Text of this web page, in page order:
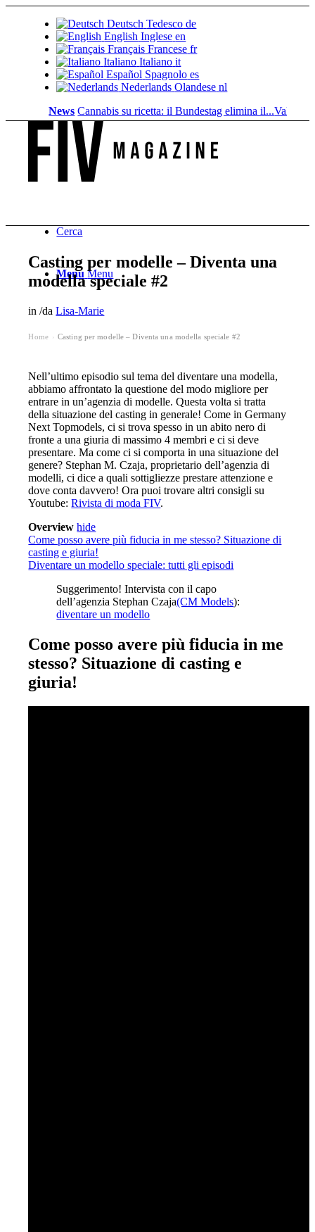
Deutsch Tedesco de
English Inglese en
Français Francese fr
Italiano Italiano it
Español Spagnolo es
Nederlands Olandese nl
News Cannabis su ricetta: il Bundestag elimina il...Valore
Cerca
Menu Menu
Casting per modelle – Diventa una
modella speciale #2
in/daLisa-Marie
Home Casting per modelle – Diventa una modella speciale #2
Nell’ultimo episodio sul tema del diventare una modella,
abbiamo affrontato la questione del modo migliore per
entrare in un’agenzia di modelle. Questa volta si tratta
della situazione del casting in generale! Come in Germany
Next Topmodels, ci si trova spesso in un abito nero di
fronte a una giuria di massimo 4 membri e ci si deve
presentare. Ma come ci si comporta in una situazione del
genere? Stephan M. Czaja, proprietario dell’agenzia di
modelli, ci dice a quali sottigliezze prestare attenzione e
dove conta davvero! Ora puoi trovare altri consigli su
Youtube:Rivista di moda FIV.
Overview hide
Come posso avere più fiducia in me stesso? Situazione di
casting e giuria!
Diventare un modello speciale: tutti gli episodi
Suggerimento! Intervista con il capo
dell’agenzia Stephan Czaja(CM Models):
diventare un modello
Come posso avere più fiducia in me
stesso? Situazione di casting e
giuria!